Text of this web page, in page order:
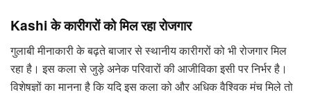
Kashi के कारीगरों को मिल रहा रोजगार
गुलाबी मीनाकारी के बढ़ते बाजार से स्थानीय कारीगरों को भी रोजगार मिल
रहा है। इस कला से जुड़े अनेक परिवारों की आजीविका इसी पर निर्भर है।
विशेषज्ञों का मानना है कि यदि इस कला को और अधिक वैश्विक मंच मिले तो